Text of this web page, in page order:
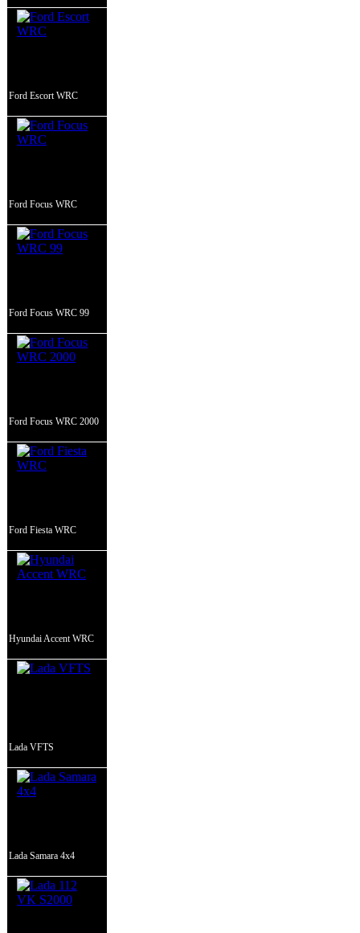
Ford Escort WRC
Ford Focus WRC
Ford Focus WRC 99
Ford Focus WRC 2000
Ford Fiesta WRC
Hyundai Accent WRC
Lada VFTS
Lada Samara 4x4